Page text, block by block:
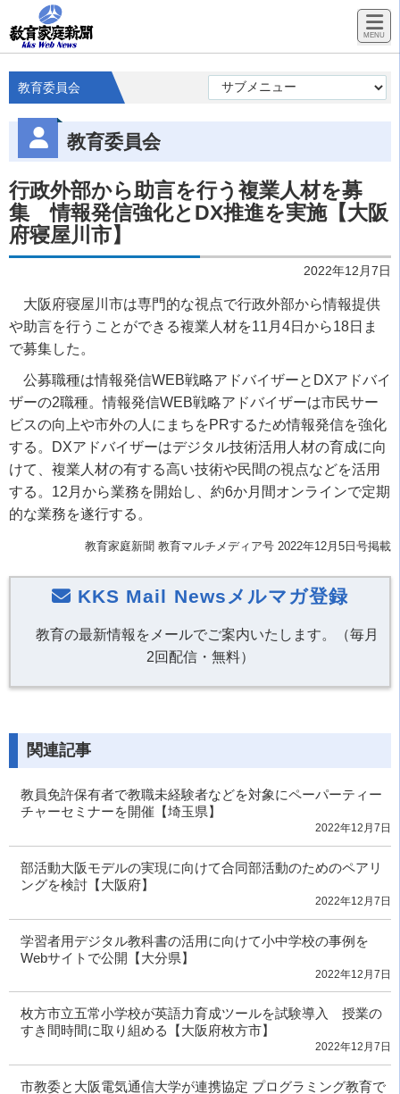
教育委員会
教育委員会
行政外部から助言を行う複業人材を募
集 情報発信強化とDX推進を実施【大阪
府寝屋川市】
2022年12月7日
大阪府寝屋川市は専門的な視点で行政外部から情報提供
や助言を行うことができる複業人材を11月4日から18日ま
で募集した。
公募職種は情報発信WEB戦略アドバイザーとDXアドバイ
ザーの2職種。情報発信WEB戦略アドバイザーは市民サー
ビスの向上や市外の人にまちをPRするため情報発信を強化
する。DXアドバイザーはデジタル技術活用人材の育成に向
けて、複業人材の有する高い技術や民間の視点などを活用
する。12月から業務を開始し、約6か月間オンラインで定期
的な業務を遂行する。
教育家庭新聞 教育マルチメディア号 2022年12月5日号掲載
KKS Mail Newsメルマガ登録
教育の最新情報をメールでご案内いたします。（毎月
2回配信・無料）
関連記事
教員免許保有者で教職未経験者などを対象にペーパーティー
チャーセミナーを開催【埼玉県】
2022年12月7日
部活動大阪モデルの実現に向けて合同部活動のためのペアリ
ングを検討【大阪府】
2022年12月7日
学習者用デジタル教科書の活用に向けて小中学校の事例を
Webサイトで公開【大分県】
2022年12月7日
枚方市立五常小学校が英語力育成ツールを試験導入 授業の
すき間時間に取り組める【大阪府枚方市】
2022年12月7日
市教委と大阪電気通信大学が連携協定 プログラミング教育で